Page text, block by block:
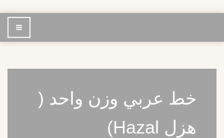
إضغط
للتصفح
خط عربي وزن واحد (
هزل Hazal)